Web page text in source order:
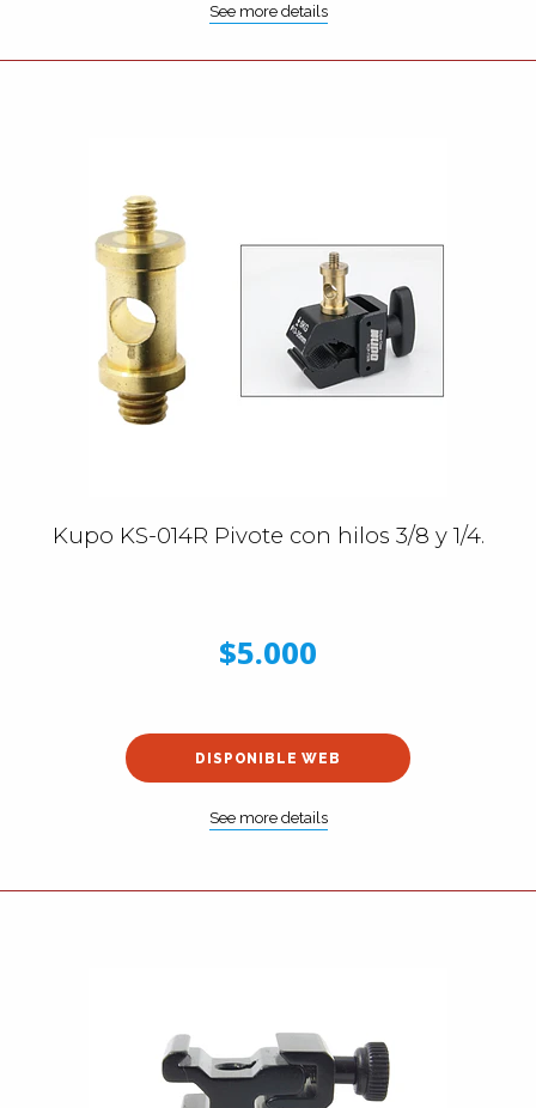
See more details
Kupo KS-014R Pivote con hilos 3/8 y 1/4.
$5.000
DISPONIBLE WEB
See more details